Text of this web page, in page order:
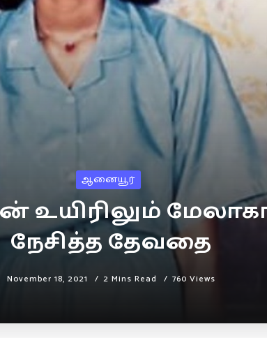
ஆனையூர்
உயிரிலும்
நேசித்த தேவதை
November 18, 2021 2 Mins Read 760 Views